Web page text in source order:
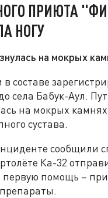
ПРИЮТА
НОГУ
на мокрых
составе
села Бабук-Аул.
на мокрых
сустава.
сообщили
Ка-32
помощь –